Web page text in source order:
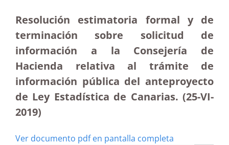
Resolución estimatoria formal y de
terminación sobre solicitud de
información a la Consejería de
Hacienda relativa al trámite de
información pública del anteproyecto
de Ley Estadística de Canarias. (25-VI-
2019)
Ver documento pdf en pantalla completa